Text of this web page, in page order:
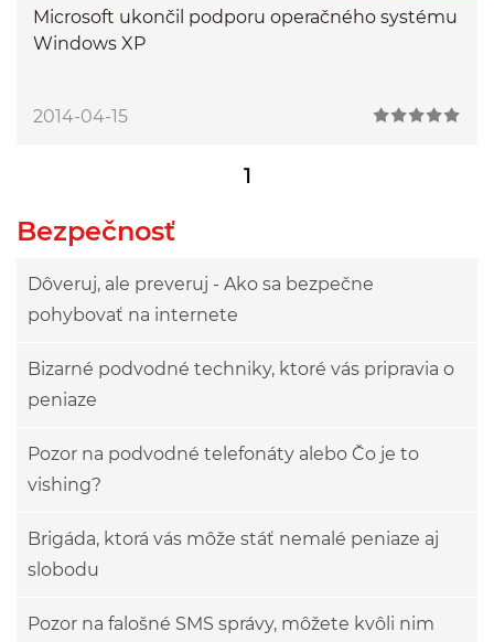
Microsoft ukončil podporu operačného systému
Windows XP
2014-04-15
1
Bezpečnosť
Dôveruj, ale preveruj - Ako sa bezpečne
pohybovať na internete
Bizarné podvodné techniky, ktoré vás pripravia o
peniaze
Pozor na podvodné telefonáty alebo Čo je to
vishing?
Brigáda, ktorá vás môže stáť nemalé peniaze aj
slobodu
Pozor na falošné SMS správy, môžete kvôli nim